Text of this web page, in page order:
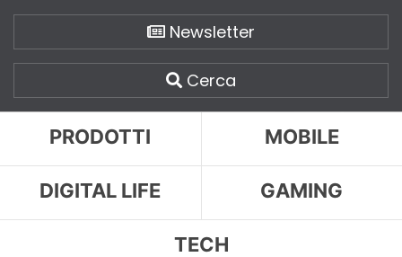
Newsletter
Cerca
PRODOTTI MOBILE
DIGITAL LIFE GAMING
TECH